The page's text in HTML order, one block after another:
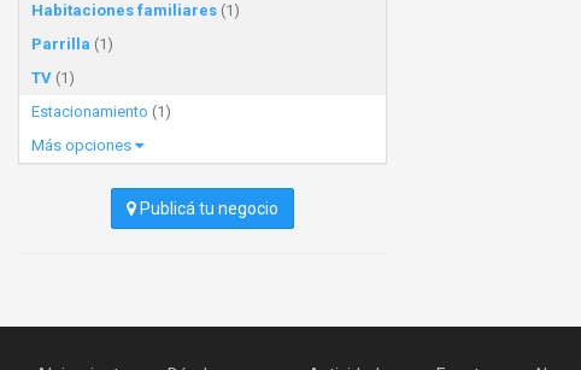
Habitaciones familiares (1)
Parrilla (1)
TV (1)
Estacionamiento (1)
Más opciones
Publicá tu negocio